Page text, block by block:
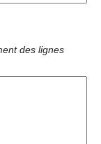
des lignes